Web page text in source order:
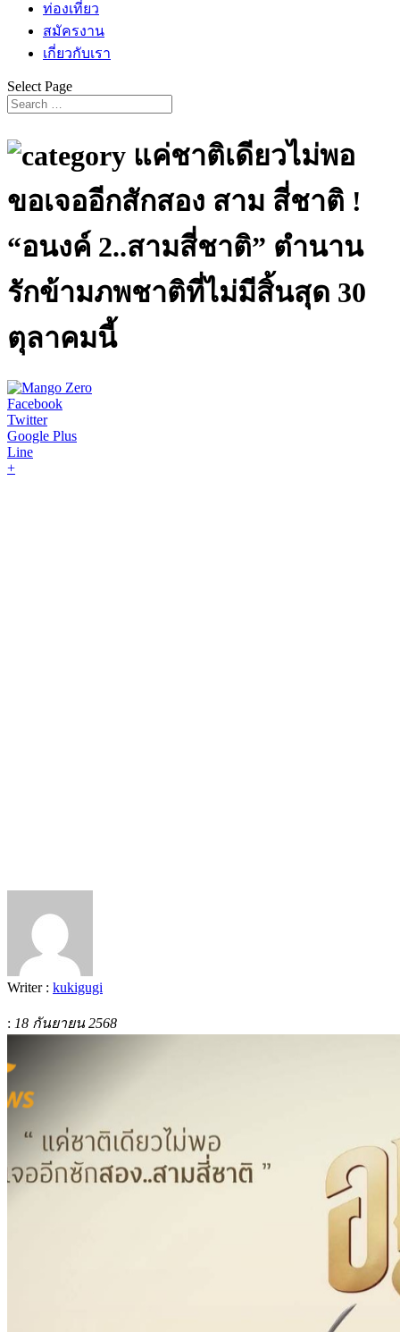
ท่องเที่ยว
สมัครงาน
เกี่ยวกับเรา
Select Page
แค่ชาติเดียวไม่พอ
ขอเจออีกสักสอง สาม สี่ชาติ !
“อนงค์ 2..สามสี่ชาติ” ตำนาน
รักข้ามภพชาติที่ไม่มีสิ้นสุด 30
ตุลาคมนี้
Facebook
Twitter
Google Plus
Line
+
Writer : kukigugi
: 18 กันยายน 2568